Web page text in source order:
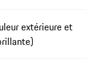
extérieure et